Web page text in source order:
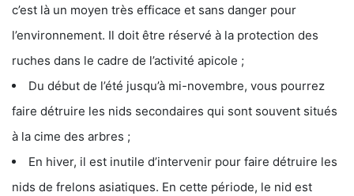
c’est là un moyen très efficace et sans danger pour
l’environnement. Il doit être réservé à la protection des
ruches dans le cadre de l’activité apicole ;
Du début de l’été jusqu’à mi-novembre, vous pourrez
faire détruire les nids secondaires qui sont souvent situés
à la cime des arbres ;
En hiver, il est inutile d’intervenir pour faire détruire les
nids de frelons asiatiques. En cette période, le nid est